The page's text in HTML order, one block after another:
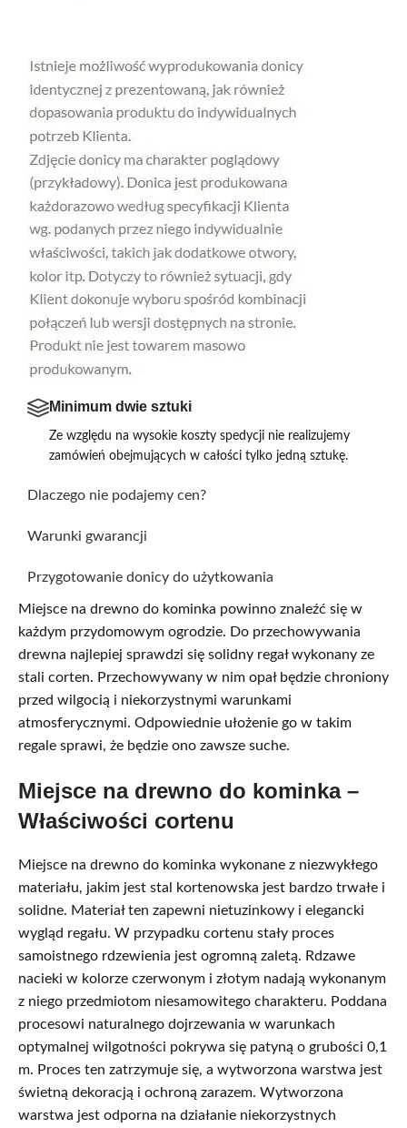
Minimum dwie sztuki
Ze względu na wysokie koszty spedycji nie realizujemy
zamówień obejmujących w całości tylko jedną sztukę.
Dlaczego nie podajemy cen?
Warunki gwarancji
Przygotowanie donicy do użytkowania
Miejsce na drewno do kominka powinno znaleźć się w
każdym przydomowym ogrodzie. Do przechowywania
drewna najlepiej sprawdzi się solidny regał wykonany ze
stali corten. Przechowywany w nim opał będzie chroniony
przed wilgocią i niekorzystnymi warunkami
atmosferycznymi. Odpowiednie ułożenie go w takim
regale sprawi, że będzie ono zawsze suche.
Miejsce na drewno do kominka –
Właściwości cortenu
Miejsce na drewno do kominka wykonane z niezwykłego
materiału, jakim jest stal kortenowska jest bardzo trwałe i
solidne. Materiał ten zapewni nietuzinkowy i elegancki
wygląd regału. W przypadku cortenu stały proces
samoistnego rdzewienia jest ogromną zaletą. Rdzawe
nacieki w kolorze czerwonym i złotym nadają wykonanym
z niego przedmiotom niesamowitego charakteru. Poddana
procesowi naturalnego dojrzewania w warunkach
optymalnej wilgotności pokrywa się patyną o grubości 0,1
m. Proces ten zatrzymuje się, a wytworzona warstwa jest
świetną dekoracją i ochroną zarazem. Wytworzona
warstwa jest odporna na działanie niekorzystnych